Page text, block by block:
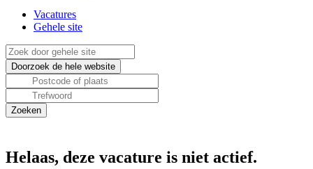
Vacatures
Gehele site
Helaas, deze vacature is niet actief.